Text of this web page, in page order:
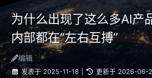
为什么出现了这么多AI产
内部都在“左右互搏”
编辑
发表于 2025-11-18 更新于 2026-06-